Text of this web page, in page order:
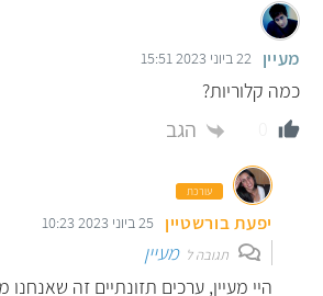
מעיין 22 ביוני 2023 15:51
כמה קלוריות?
הגב
עורכת
יפעת בורשטיין 25 ביוני 2023 10:23
תגובה למעיין
היי מעיין, ערכים תזונתיים זה שאנחנו